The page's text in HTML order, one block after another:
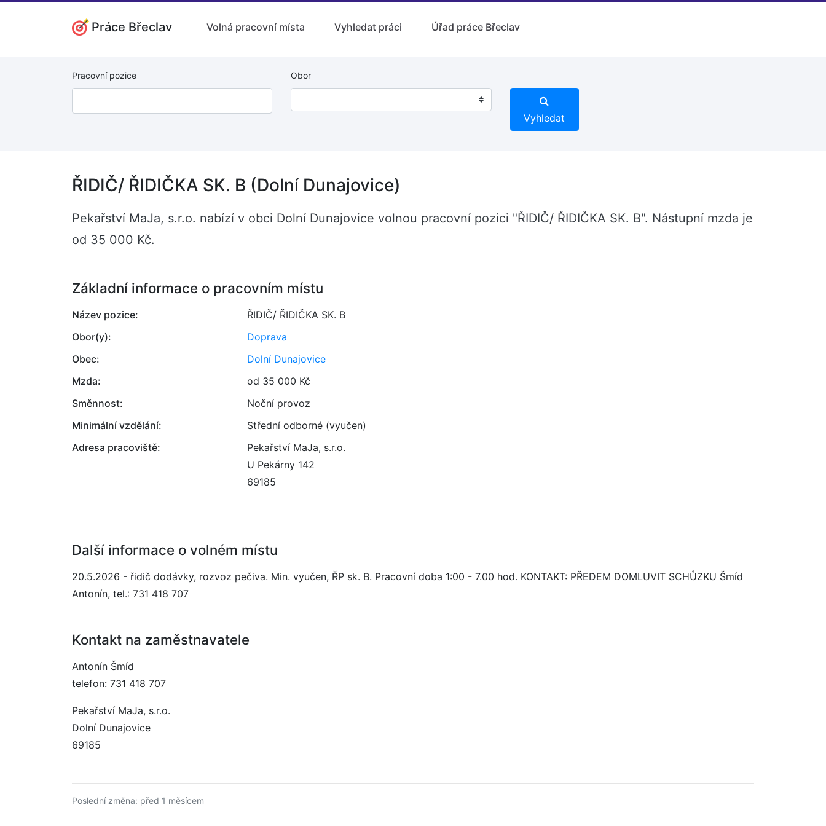
Práce Břeclav Volná pracovní místa Vyhledat práci Úřad práce Břeclav
Pracovní pozice Obor
Vyhledat
ŘIDIČ/ ŘIDIČKA SK. B (Dolní Dunajovice)
Pekařství MaJa, s.r.o. nabízí v obci Dolní Dunajovice volnou pracovní pozici "ŘIDIČ/ ŘIDIČKA SK. B". Nástupní mzda je
od 35 000 Kč.
Základní informace o pracovním místu
Název pozice:
ŘIDIČ/ ŘIDIČKA SK. B
Obor(y):
Doprava
Obec:
Dolní Dunajovice
Mzda:
od 35 000 Kč
Směnnost:
Noční provoz
Minimální vzdělání:
Střední odborné (vyučen)
Adresa pracoviště:
Pekařství MaJa, s.r.o.
U Pekárny 142
69185
Další informace o volném místu
20.5.2026 - řidič dodávky, rozvoz pečiva. Min. vyučen, ŘP sk. B. Pracovní doba 1:00 - 7.00 hod. KONTAKT: PŘEDEM DOMLUVIT SCHŮZKU Šmíd
Antonín, tel.: 731 418 707
Kontakt na zaměstnavatele
Antonín Šmíd
telefon: 731 418 707
Pekařství MaJa, s.r.o.
Dolní Dunajovice
69185
Poslední změna: před 1 měsícem